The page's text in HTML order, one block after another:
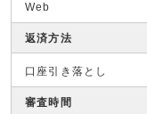
Web
返済方法
口座引き落とし
審査時間